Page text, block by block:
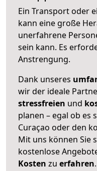
Ein Transport oder
kann eine große
unerfahrene
sein kann. Es
Anstrengung.
Dank unseres
wir der ideale
stressfreien und
planen – egal ob es
Curaçao oder den
Mit uns können Sie
kostenlose
Kosten zu erfahren